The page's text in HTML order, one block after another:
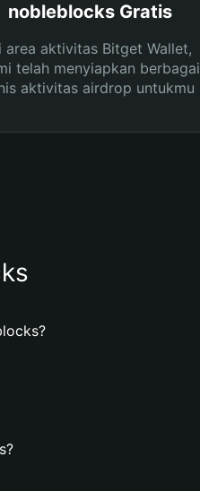
nobleblocks Gratis
area aktivitas Bitget Wallet,
telah menyiapkan berbagai
aktivitas airdrop untukmu